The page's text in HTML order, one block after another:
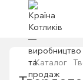
Каталог